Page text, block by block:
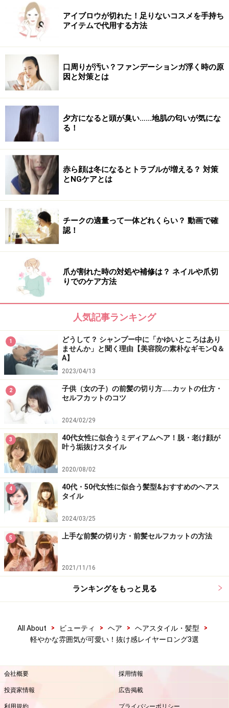
アイブロウが切れた！足りないコスメを手持ち
アイテムで代用する方法
口周りが汚い？ファンデーションガ浮く時の原
因と対策とは
夕方になると頭が臭い……地肌の匂いが気にな
る！
赤ら顔は冬になるとトラブルが増える？ 対策
とNGケアとは
チークの適量って一体どれくらい？ 動画で確
認！
爪が割れた時の対処や補修は？ ネイルや爪切
りでのケア方法
人気記事ランキング
1
どうして？ シャンプー中に「かゆいところはあり
ませんか」と聞く理由【美容院の素朴なギモンQ＆
A】
2023/04/13
2
子供（女の子）の前髪の切り方……カットの仕方・
セルフカットのコツ
2024/02/29
3
40代女性に似合うミディアムヘア！脱・老け顔が
叶う垢抜けスタイル
2020/08/02
4
40代・50代女性に似合う髪型&おすすめのヘアス
タイル
2024/03/25
5 上手な前髪の切り方・前髪セルフカットの方法
2021/11/16
ランキングをもっと見る
All About > ビューティ > ヘア > ヘアスタイル・髪型
>
軽やかな雰囲気が可愛い！抜け感レイヤーロング3選
会社概要 採用情報
投資家情報 広告掲載
利用規約 プライバシーポリシー